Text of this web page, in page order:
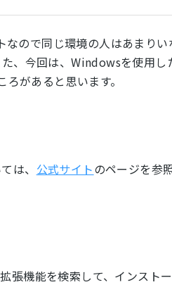
ので同じ環境の人はあまりい
、今回は、Windowsを使用し
があると思います。
は、 公式サイトのページを参
張機能を検索して、インストー